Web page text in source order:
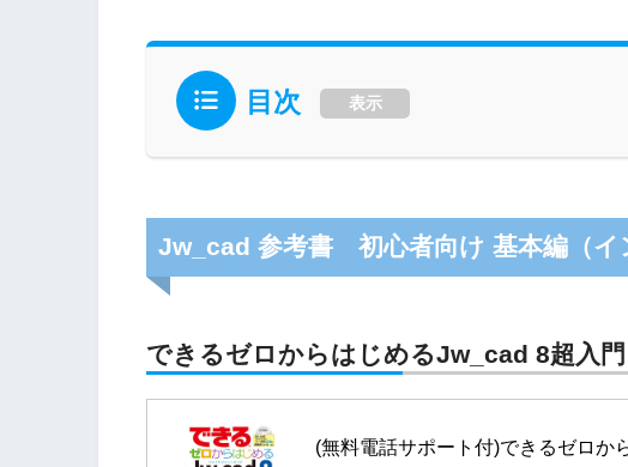
目次 表示
Jw_cad 参考書 初心者向け 基本編（イ
できるゼロからはじめるJw_cad 8超入門
(無料電話サポート付)できるゼロか